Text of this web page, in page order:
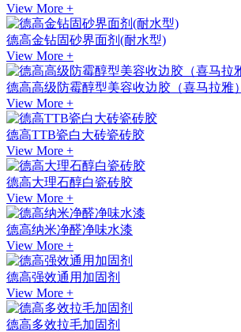
View More +
德高金钻固砂界面剂(耐水型)
View More +
德高高级防霉醇型美容收边胶（喜马拉雅）
View More +
德高TTB瓷白大砖瓷砖胶
View More +
德高大理石醇白瓷砖胶
View More +
德高纳米净醛净味水漆
View More +
德高强效通用加固剂
View More +
德高多效拉毛加固剂